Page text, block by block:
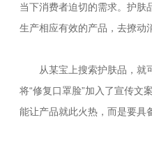
当下消费者迫切的需求。护肤
生产相应有效的产品，去撩动
从某宝上搜索护肤品，就
将“修复口罩脸”加入了宣传文
能让产品就此火热，而是要具